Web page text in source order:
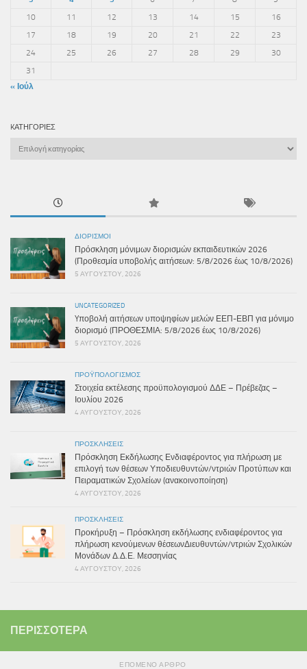
10
11 12 13 14 15
16
17
18 19 20 21 22
23
24
25 26 27 28 29
30
31
« Ιούλ
KΑΤΗΓΟΡΊΕΣ
Kατηγορίες
ΔΙΟΡΙΣΜΟΊ
Πρόσκληση μόνιμων διορισμών εκπαιδευτικών 2026
(Προθεσμία υποβολής αιτήσεων: 5/8/2026 έως 10/8/2026)
5 ΑΥΓΟΎΣΤΟΥ, 2026
UNCATEGORIZED
Yποβολή αιτήσεων υποψηφίων μελών ΕΕΠ-ΕΒΠ για μόνιμο
διορισμό (ΠΡΟΘΕΣΜΙΑ: 5/8/2026 έως 10/8/2026)
5 ΑΥΓΟΎΣΤΟΥ, 2026
ΠΡΟΫΠΟΛΟΓΙΣΜΌΣ
Στοιχεία εκτέλεσης προϋπολογισμού ΔΔΕ – Πρέβεζας –
Ιουλίου 2026
4 ΑΥΓΟΎΣΤΟΥ, 2026
ΠΡΟΣΚΛΉΣΕΙΣ
Πρόσκληση Εκδήλωσης Ενδιαφέροντος για πλήρωση με
επιλογή των θέσεων Υποδιευθυντών/ντριών Προτύπων και
Πειραματικών Σχολείων (ανακοινοποίηση)
4 ΑΥΓΟΎΣΤΟΥ, 2026
ΠΡΟΣΚΛΉΣΕΙΣ
Προκήρυξη – Πρόσκληση εκδήλωσης ενδιαφέροντος για
πλήρωση κενούμενων θέσεωνΔιευθυντών/ντριών Σχολικών
Μονάδων Δ.Δ.Ε. Μεσσηνίας
4 ΑΥΓΟΎΣΤΟΥ, 2026
ΠΕΡΙΣΣΌΤΕΡΑ
ΕΠΌΜΕΝΟ ΆΡΘΡΟ